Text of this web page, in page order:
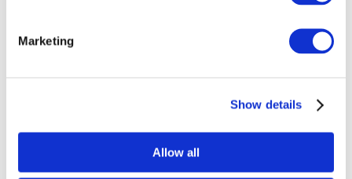
Marketing
Show details
Allow all